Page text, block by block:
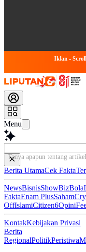
Iklan -
Menu
Tanya apapun tentang
Berita UtamaCek Fakta
NewsBisnisShowBizBola
FaktaEnam PlusSaham
OffIslamiCitizen6Opini
KontakKebijakan Privasi
Berita
RegionalPolitikPeristiwa